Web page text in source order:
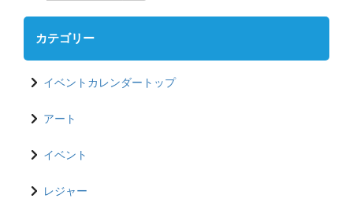
カテゴリー
イベントカレンダートップ
アート
イベント
レジャー